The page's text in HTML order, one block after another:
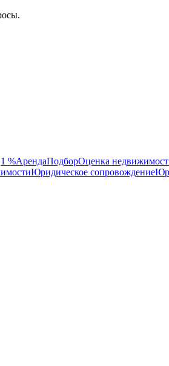
%АрендаПодборОценка
Юридическое сопровождение